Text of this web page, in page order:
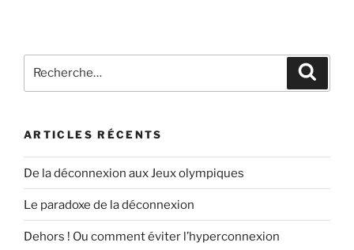
pour
ARTICLES RÉCENTS
De la déconnexion aux Jeux olympiques
Le paradoxe de la déconnexion
Dehors ! Ou comment éviter l’hyperconnexion